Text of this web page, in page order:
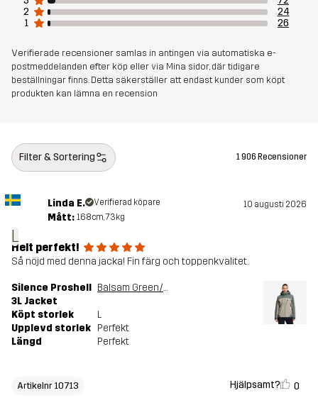
Skapad för VANDRING ALL-ROUND
Artikelnummer 10713_4524
2
24
1
26
Verifierade recensioner samlas in antingen via automatiska e-
postmeddelanden efter köp eller via Mina sidor, där tidigare
beställningar finns. Detta säkerställer att endast kunder som köpt
produkten kan lämna en recension
Filter & Sortering 1 906 Recensioner
L
Linda E. Verifierad köpare 10 augusti 2026
Mått: 168cm, 73kg
Helt perfekt!
Så nöjd med denna jacka! Fin färg och toppenkvalitet.
Silence Proshell
3L Jacket
Balsam Green/Shadow
Köpt storlek
L
Upplevd storlek Perfekt
Längd
Perfekt
Artikelnr 10713 Hjälpsamt? 0